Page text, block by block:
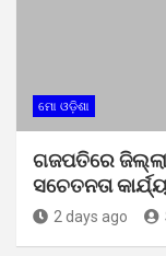
ମୋ ଓଡ଼ିଶା
ଗଜପତିରେ
ସଚେତନତା
2 days ago